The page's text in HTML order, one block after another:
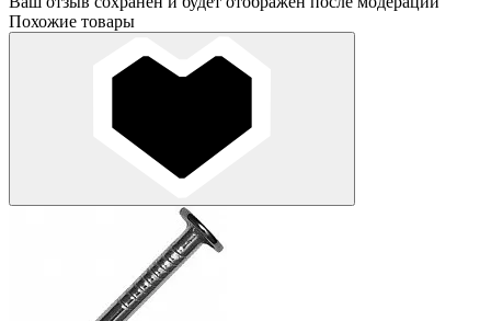
Похожие товары